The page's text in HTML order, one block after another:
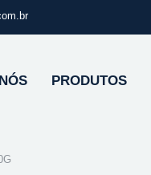
PRODUTOS